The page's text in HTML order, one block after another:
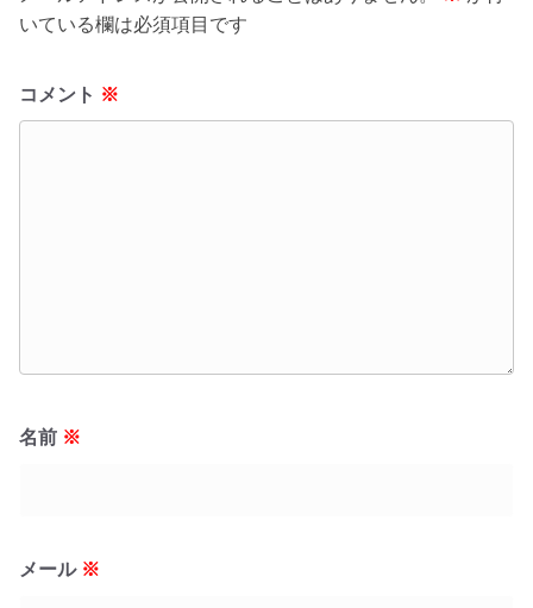
いている欄は必須項目です
コメント ※
名前 ※
メール ※